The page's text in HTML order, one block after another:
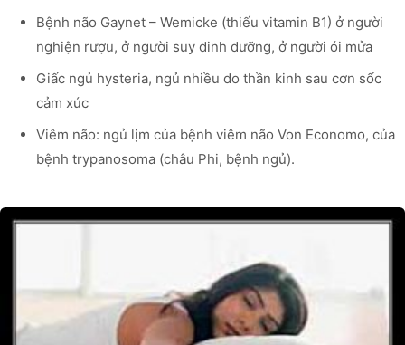
Bệnh não Gaynet – Wemicke (thiếu vitamin B1) ở người
nghiện rượu, ở người suy dinh dưỡng, ở người ói mửa
Giấc ngủ hysteria, ngủ nhiều do thần kinh sau cơn sốc
cảm xúc
Viêm não: ngủ lịm của bệnh viêm não Von Economo, của
bệnh trypanosoma (châu Phi, bệnh ngủ).